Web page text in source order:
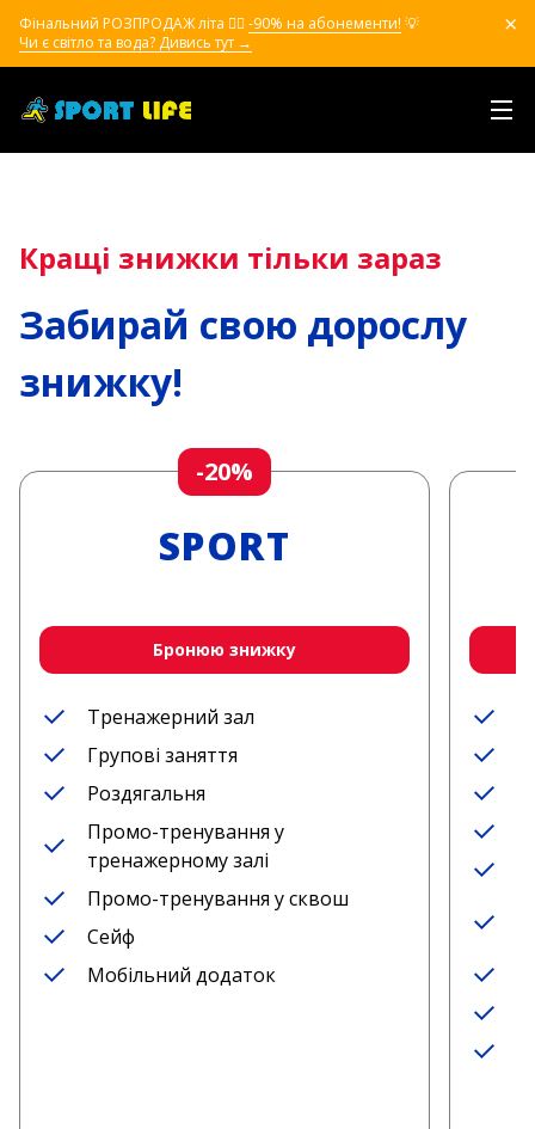
Фінальний РОЗПРОДАЖ літа ❤️‍🔥 -90% на абонементи! 💡
Чи є світло та вода? Дивись тут →
Кращі знижки тільки зараз
Забирай свою дорослу
знижку!
-20%
SPORT
Бронюю знижку
Тренажерний зал
Групові заняття
Роздягальня
Промо-тренування у
тренажерному залі
Промо-тренування у сквош
Сейф
Мобільний додаток